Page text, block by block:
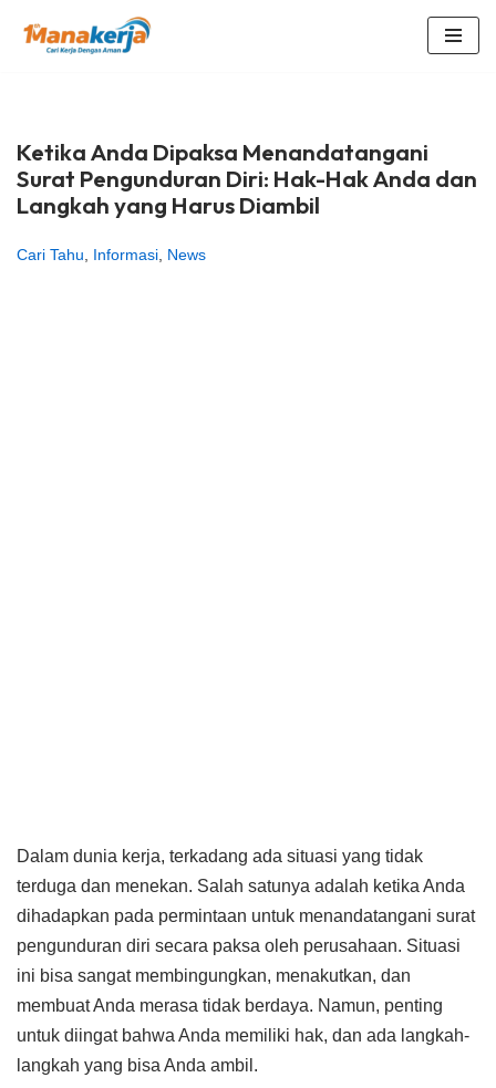
Ketika Anda Dipaksa Menandatangani
Surat Pengunduran Diri: Hak-Hak Anda dan
Langkah yang Harus Diambil
Cari Tahu Informasi News
Dalam dunia kerja, terkadang ada situasi yang tidak
terduga dan menekan. Salah satunya adalah ketika Anda
dihadapkan pada permintaan untuk menandatangani surat
pengunduran diri secara paksa oleh perusahaan. Situasi
ini bisa sangat membingungkan, menakutkan, dan
membuat Anda merasa tidak berdaya. Namun, penting
untuk diingat bahwa Anda memiliki hak, dan ada langkah-
langkah yang bisa Anda ambil.